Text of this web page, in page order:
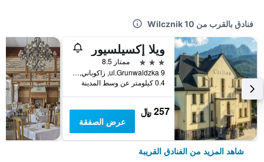
فنادق بالقرب من Wilcznik 10
ويلا إكسيلسيور
3 نجوم
ممتاز 8.5
ul.Grunwaldzka 9, زاكوباني, مقاطعة بولندا الصغرى, بولندا
0.4 كيلومتر عن وسط المدينة
257 ﷼
عرض الصفقة
شاهد المزيد من الفنادق القريبة